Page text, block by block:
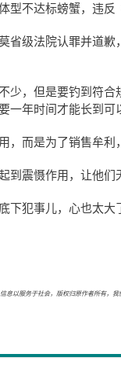
型不达标螃蟹，违反
省级法院认罪并道
少，但是要钓到符
一年时间才能长到可
，而是为了销售牟利
到震慑作用，让他们
下犯事儿，心也太大
息以服务于社会，版权归原作者所有，